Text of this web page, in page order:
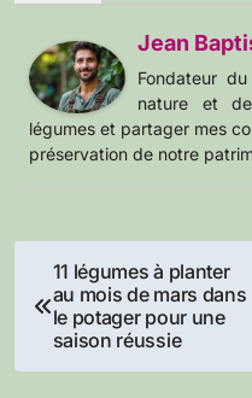
Jean
Fondateur
nature et
légumes et partager mes
préservation de notre
Navigation
de
l’article
11 légumes à planter
au mois de mars dans
le potager pour une
saison réussie